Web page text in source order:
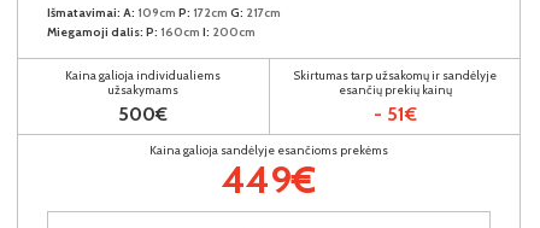
Išmatavimai: A: 109cm P: 172cm G: 217cm
Miegamoji dalis: P: 160cm I: 200cm
Kaina galioja individualiems
užsakymams
500€
Skirtumas tarp užsakomų ir sandėlyje
esančių prekių kainų
- 51€
Kaina galioja sandėlyje esančioms prekėms
449€